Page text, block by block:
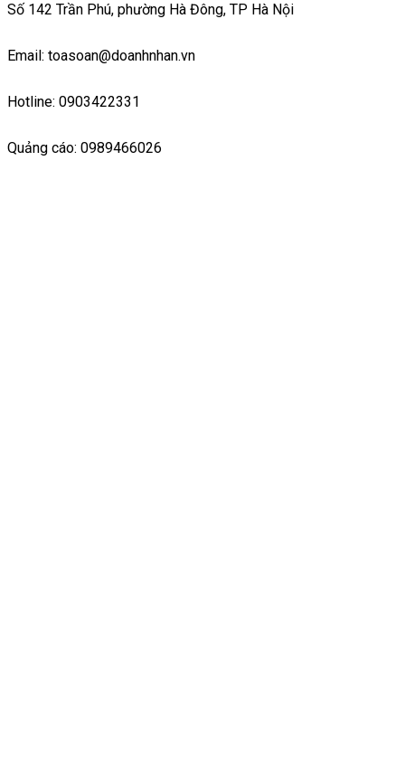
Số 142 Trần Phú, phường Hà Đông, TP Hà Nội
Email: toasoan@doanhnhan.vn
Hotline: 0903422331
Quảng cáo: 0989466026